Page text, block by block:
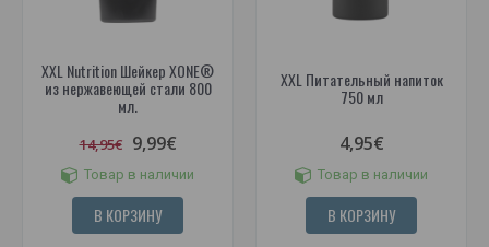
XXL Nutrition Шейкер XONE®
из нержавеющей стали 800
мл.
14,95€ 9,99€
Товар в наличии
В КОРЗИНУ
XXL Питательный напиток
750 мл
4,95€
Товар в наличии
В КОРЗИНУ